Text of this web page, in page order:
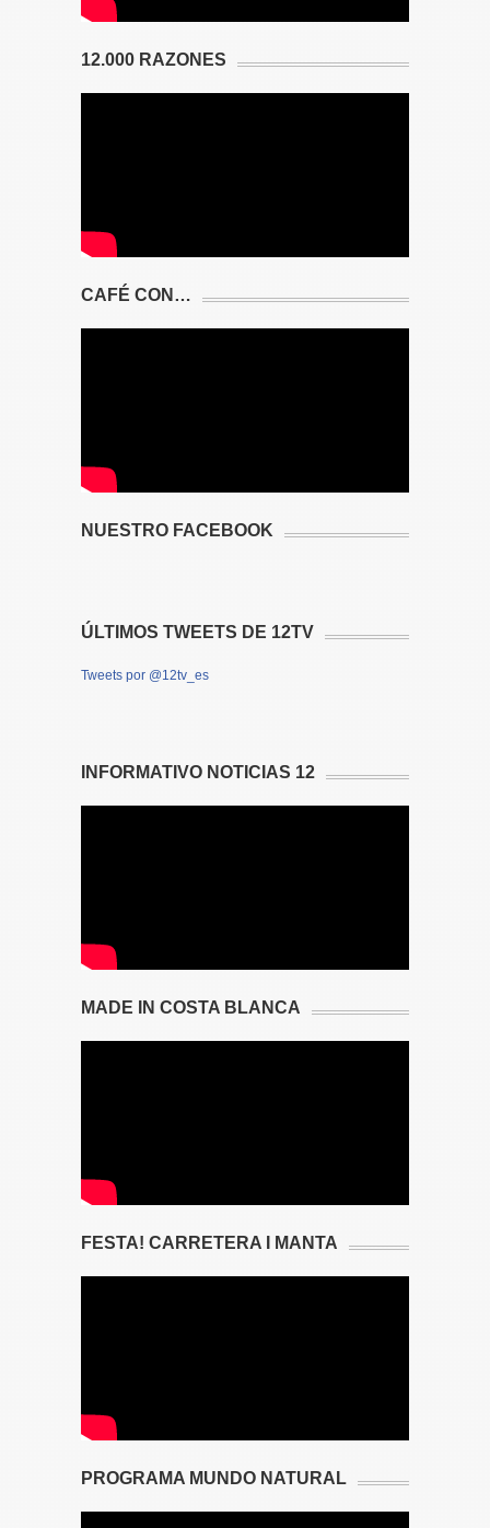
12.000 RAZONES
CAFÉ CON…
NUESTRO FACEBOOK
ÚLTIMOS TWEETS DE 12TV
Tweets por @12tv_es
INFORMATIVO NOTICIAS 12
MADE IN COSTA BLANCA
FESTA! CARRETERA I MANTA
PROGRAMA MUNDO NATURAL